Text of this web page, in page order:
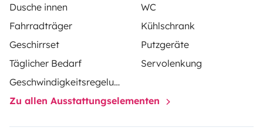
Dusche innen
WC
Fahrradträger
Kühlschrank
Geschirrset
Putzgeräte
Täglicher Bedarf
Servolenkung
Geschwindigkeitsregelung
Zu allen Ausstattungselementen